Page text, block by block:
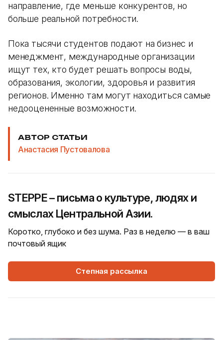
направление, где меньше конкурентов, но
больше реальной потребности.
Пока тысячи студентов подают на бизнес и
менеджмент, международные организации
ищут тех, кто будет решать вопросы воды,
образования, экологии, здоровья и развития
регионов. Именно там могут находиться самые
недооцененные возможности.
АВТОР СТАТЬИ
Анастасия Пустовалова
STEPPE – письма о культуре, людях и
смыслах Центральной Азии.
Коротко, глубоко и без шума. Раз в неделю — в ваш
почтовый ящик
Степная рассылка